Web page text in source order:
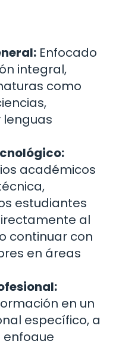
Enfocado
integral,
como
académicos
estudiantes
al
continuar con
en áreas
en un
específico, a
enfoque